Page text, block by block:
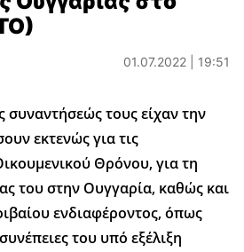
01.07.2022 | 19:51
συναντήσεώς τους είχαν την
εκτενώς για τις
Θρόνου, για τη
του στην Ουγγαρία, καθώς και
ενδιαφέροντος, όπως
του υπό εξέλιξη